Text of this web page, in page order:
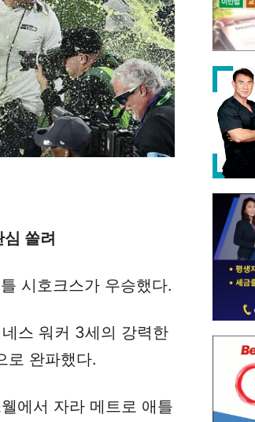
쏠려
시호크스가 우승했다.
스 워커 3세의 강력한
로 완파했다.
에서 자라 메트로 애틀